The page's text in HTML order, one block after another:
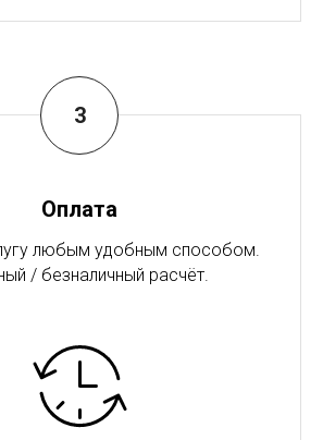
Оплата
любым удобным способом.
/ безналичный расчёт.